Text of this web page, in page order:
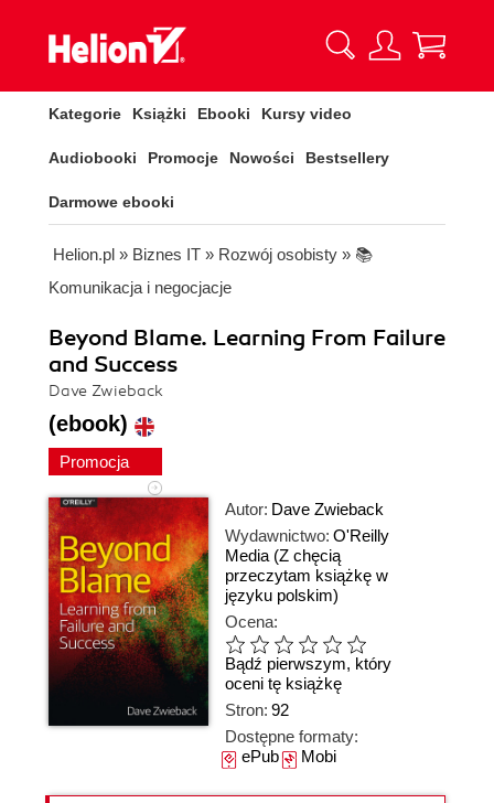
Kategorie Książki Ebooki Kursy video
Audiobooki Promocje Nowości Bestsellery
Darmowe ebooki
Helion.pl » Biznes IT » Rozwój osobisty » 📚
Komunikacja i negocjacje
Beyond Blame. Learning From Failure
and Success
Dave Zwieback
(ebook)
Promocja
Autor: Dave Zwieback
Wydawnictwo: O'Reilly
Media (Z chęcią
przeczytam książkę w
języku polskim)
Ocena:
Bądź pierwszym, który
oceni tę książkę
Stron: 92
Dostępne formaty:
ePubMobi